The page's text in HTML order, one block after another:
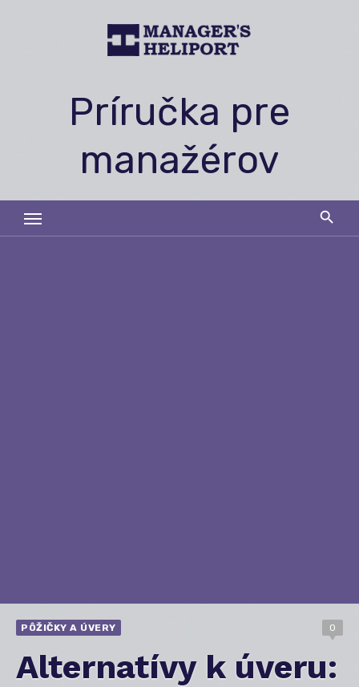
Príručka pre
manažérov
PÔŽIČKY A ÚVERY 0
Alternatívy k úveru: